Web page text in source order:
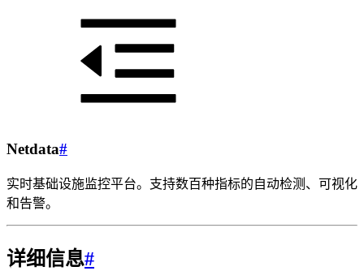
Netdata#
实时基础设施监控平台。支持数百种指标的自动检测、可视化
和告警。
详细信息#